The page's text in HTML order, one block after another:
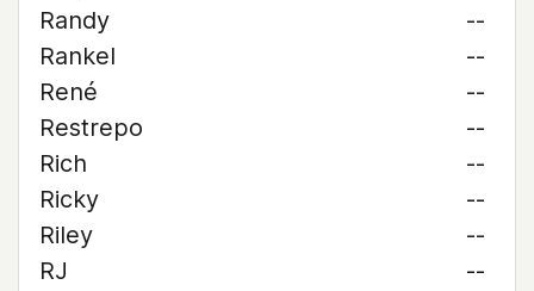
Randy
--
Rankel
--
René
--
Restrepo
--
Rich
--
Ricky
--
Riley
--
RJ
--